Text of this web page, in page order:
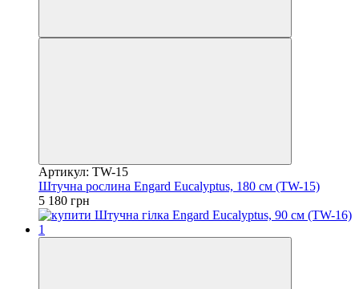
Артикул: TW-15
Штучна рослина Engard Eucalyptus, 180 см (TW-15)
5 180 грн